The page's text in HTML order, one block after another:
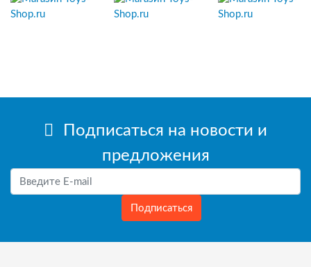
Подписаться на новости и
предложения
Подписаться